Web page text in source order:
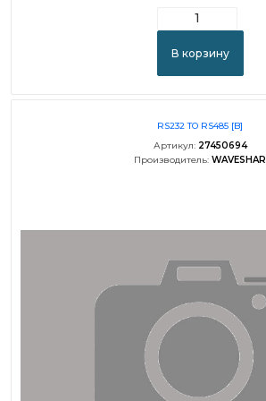
В корзину
RS232 TO RS485 [B]
Артикул: 27450694
Производитель: WAVESHAR